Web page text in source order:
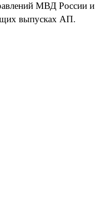
МВД России и
выпусках АП.